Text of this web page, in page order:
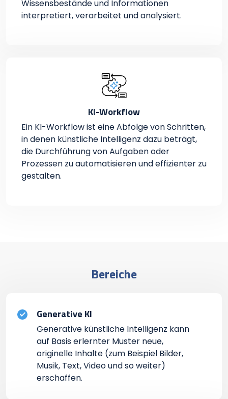
Wissensbestände und Informationen
interpretiert, verarbeitet und analysiert.
KI-Workflow
Ein KI-Workflow ist eine Abfolge von Schritten,
in denen künstliche Intelligenz dazu beträgt,
die Durchführung von Aufgaben oder
Prozessen zu automatisieren und effizienter zu
gestalten.
Bereiche
Generative KI
Generative künstliche Intelligenz kann
auf Basis erlernter Muster neue,
originelle Inhalte (zum Beispiel Bilder,
Musik, Text, Video und so weiter)
erschaffen.